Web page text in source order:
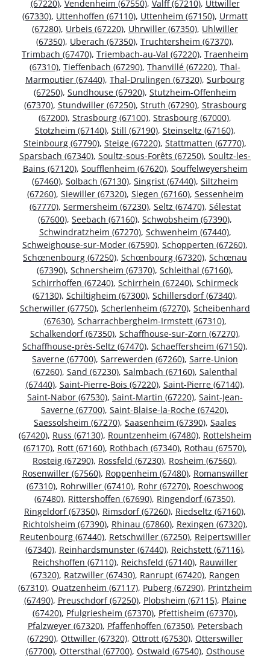
(67220), Vendenheim (67550), Valff (67210), Uttwiller
(67330), Uttenhoffen (67110), Uttenheim (67150), Urmatt
(67280), Urbeis (67220), Uhrwiller (67350), Uhlwiller
(67350), Uberach (67350), Truchtersheim (67370),
Trimbach (67470), Triembach-au-Val (67220), Traenheim
(67310), Tieffenbach (67290), Thanvillé (67220), Thal-
Marmoutier (67440), Thal-Drulingen (67320), Surbourg
(67250), Sundhouse (67920), Stutzheim-Offenheim
(67370), Stundwiller (67250), Struth (67290), Strasbourg
(67200), Strasbourg (67100), Strasbourg (67000),
Stotzheim (67140), Still (67190), Steinseltz (67160),
Steinbourg (67790), Steige (67220), Stattmatten (67770),
Sparsbach (67340), Soultz-sous-Forêts (67250), Soultz-les-
Bains (67120), Soufflenheim (67620), Souffelweyersheim
(67460), Solbach (67130), Singrist (67440), Siltzheim
(67260), Siewiller (67320), Siegen (67160), Sessenheim
(67770), Sermersheim (67230), Seltz (67470), Sélestat
(67600), Seebach (67160), Schwobsheim (67390),
Schwindratzheim (67270), Schwenheim (67440),
Schweighouse-sur-Moder (67590), Schopperten (67260),
Schœnenbourg (67250), Schœnbourg (67320), Schœnau
(67390), Schnersheim (67370), Schleithal (67160),
Schirrhoffen (67240), Schirrhein (67240), Schirmeck
(67130), Schiltigheim (67300), Schillersdorf (67340),
Scherwiller (67750), Scherlenheim (67270), Scheibenhard
(67630), Scharrachbergheim-Irmstett (67310),
Schalkendorf (67350), Schaffhouse-sur-Zorn (67270),
Schaffhouse-près-Seltz (67470), Schaeffersheim (67150),
Saverne (67700), Sarrewerden (67260), Sarre-Union
(67260), Sand (67230), Salmbach (67160), Salenthal
(67440), Saint-Pierre-Bois (67220), Saint-Pierre (67140),
Saint-Nabor (67530), Saint-Martin (67220), Saint-Jean-
Saverne (67700), Saint-Blaise-la-Roche (67420),
Saessolsheim (67270), Saasenheim (67390), Saales
(67420), Russ (67130), Rountzenheim (67480), Rottelsheim
(67170), Rott (67160), Rothbach (67340), Rothau (67570),
Rosteig (67290), Rossfeld (67230), Rosheim (67560),
Rosenwiller (67560), Roppenheim (67480), Romanswiller
(67310), Rohrwiller (67410), Rohr (67270), Roeschwoog
(67480), Rittershoffen (67690), Ringendorf (67350),
Ringeldorf (67350), Rimsdorf (67260), Riedseltz (67160),
Richtolsheim (67390), Rhinau (67860), Rexingen (67320),
Reutenbourg (67440), Retschwiller (67250), Reipertswiller
(67340), Reinhardsmunster (67440), Reichstett (67116),
Reichshoffen (67110), Reichsfeld (67140), Rauwiller
(67320), Ratzwiller (67430), Ranrupt (67420), Rangen
(67310), Quatzenheim (67117), Puberg (67290), Printzheim
(67490), Preuschdorf (67250), Plobsheim (67115), Plaine
(67420), Pfulgriesheim (67370), Pfettisheim (67370),
Pfalzweyer (67320), Pfaffenhoffen (67350), Petersbach
(67290), Ottwiller (67320), Ottrott (67530), Otterswiller
(67700), Ottersthal (67700), Ostwald (67540), Osthouse